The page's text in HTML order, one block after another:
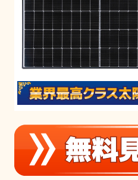
エコキュート
家庭用太陽光発電